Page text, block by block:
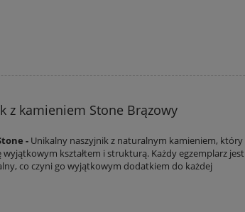
z kamieniem Stone Brązowy
- Unikalny naszyjnik z naturalnym kamieniem, który
wyjątkowym kształtem i strukturą. Każdy egzemplarz jest
co czyni go wyjątkowym dodatkiem do każdej